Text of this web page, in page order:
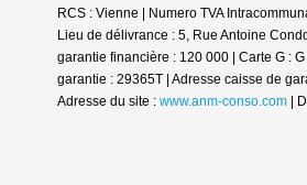
RCS : Vienne | Numero TVA
Lieu de délivrance : 5, Rue Antoine
garantie financière : 120 000 | Carte G :
garantie : 29365T | Adresse caisse de
Adresse du site : www.anm-conso.com |